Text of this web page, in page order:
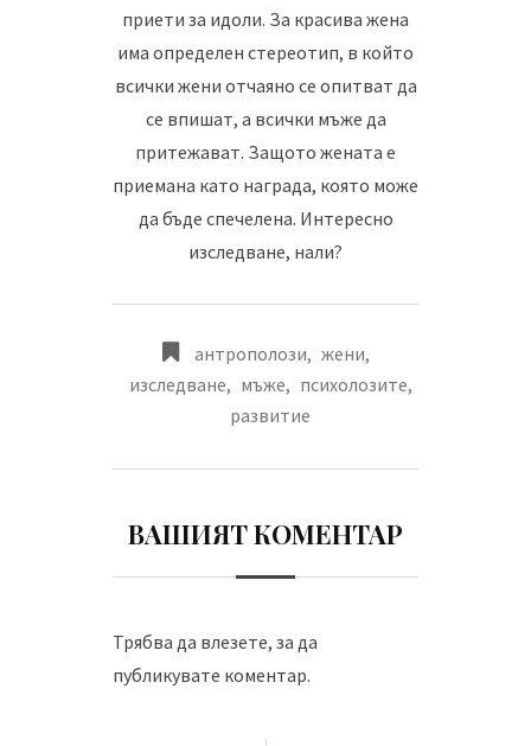
приети за идоли. За красива жена
има определен стереотип, в който
всички жени отчаяно се опитват да
се впишат, а всички мъже да
притежават. Защото жената е
приемана като награда, която може
да бъде спечелена. Интересно
изследване, нали?
антрополози, жени,
изследване, мъже, психолозите,
развитие
ВАШИЯТ КОМЕНТАР
Трябва да влезете, за да
публикувате коментар.